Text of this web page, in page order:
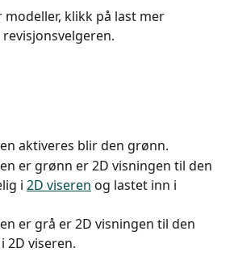
modeller, klikk på last mer
aktiveres blir den grønn.
er grønn er 2D visningen til den
i 2D viseren og lastet inn i
er grå er 2D visningen til den
2D viseren.